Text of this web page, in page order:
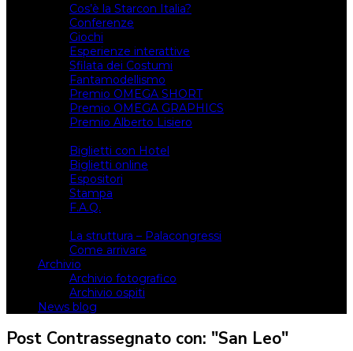
Cos’è la Starcon Italia?
Conferenze
Giochi
Esperienze interattive
Sfilata dei Costumi
Fantamodellismo
Premio OMEGA SHORT
Premio OMEGA GRAPHICS
Premio Alberto Lisiero
Biglietti con Hotel
Biglietti online
Espositori
Stampa
F.A.Q.
La struttura – Palacongressi
Come arrivare
Archivio
Archivio fotografico
Archivio ospiti
News blog
Post Contrassegnato con: "San Leo"